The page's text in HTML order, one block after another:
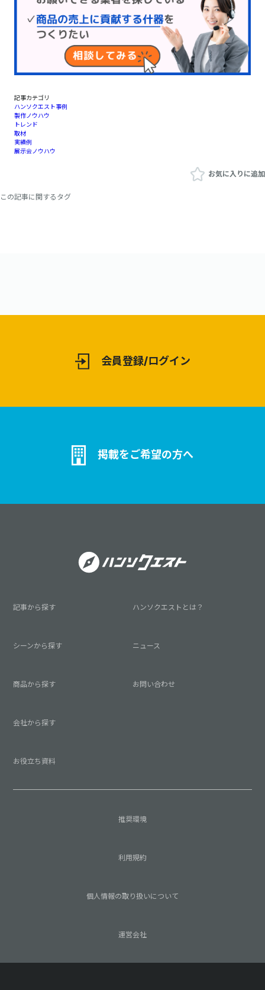
記事カテゴリ
ハンソクエスト事例
製作ノウハウ
トレンド
取材
実績例
展示会ノウハウ
お気に入りに追加
この記事に関するタグ
会員登録/ログイン
掲載をご希望の方へ
記事から探す
シーンから探す
商品から探す
会社から探す
お役立ち資料
ハンソクエストとは？
ニュース
お問い合わせ
推奨環境
利用規約
個人情報の取り扱いについて
運営会社